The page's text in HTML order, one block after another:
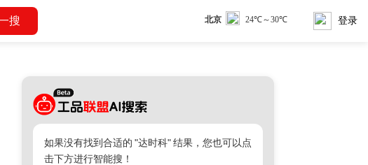
登录
如果没有找到合适的 "达时科"结果，您也可以点
击下方进行智能搜！